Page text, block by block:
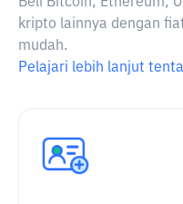
kripto lainnya dengan
mudah.
Pelajari lebih lanjut